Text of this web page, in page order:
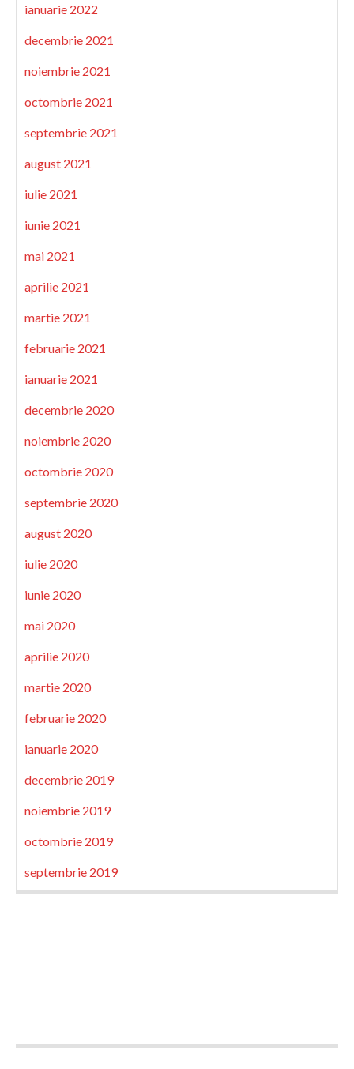
ianuarie 2022
decembrie 2021
noiembrie 2021
octombrie 2021
septembrie 2021
august 2021
iulie 2021
iunie 2021
mai 2021
aprilie 2021
martie 2021
februarie 2021
ianuarie 2021
decembrie 2020
noiembrie 2020
octombrie 2020
septembrie 2020
august 2020
iulie 2020
iunie 2020
mai 2020
aprilie 2020
martie 2020
februarie 2020
ianuarie 2020
decembrie 2019
noiembrie 2019
octombrie 2019
septembrie 2019